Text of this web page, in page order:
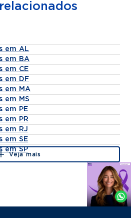
em AL
em BA
em CE
em DF
em MA
em MS
em PE
em PR
em RJ
em SE
em SP
Veja mais
Agende
Whatsapp